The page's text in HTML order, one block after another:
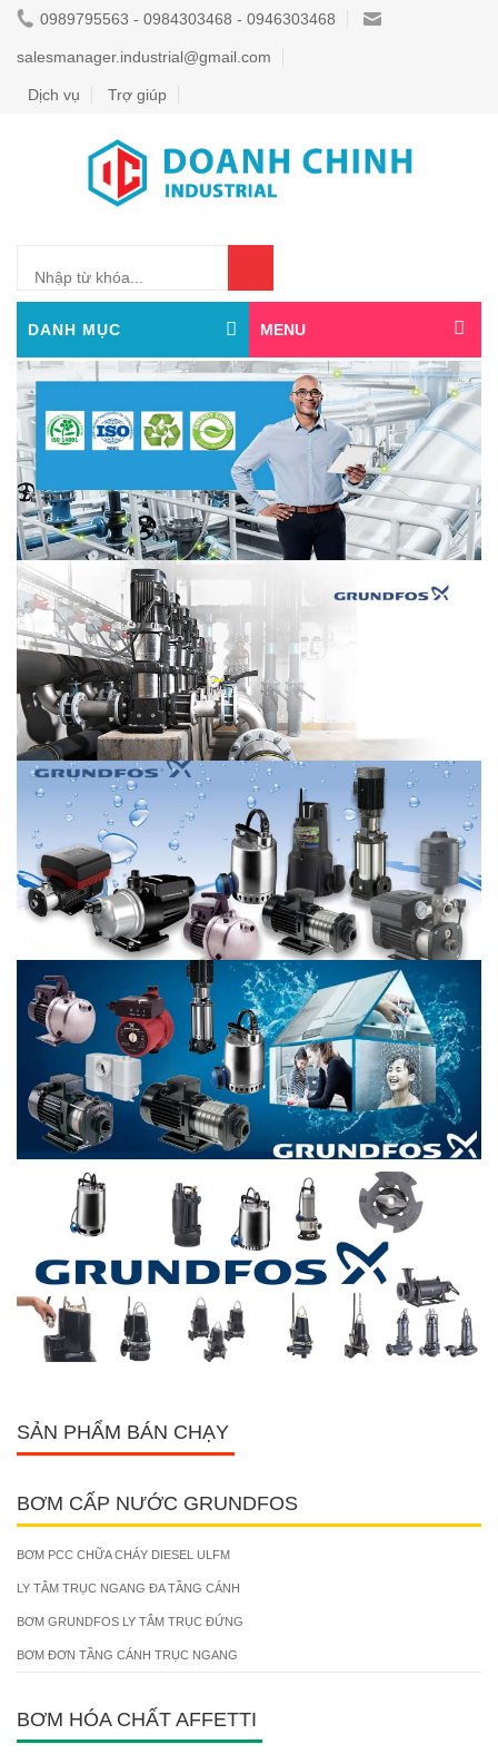
0989795563 - 0984303468 - 0946303468
salesmanager.industrial@gmail.com
Dịch vụ Trợ giúp
DANH MỤC MENU
SẢN PHẨM BÁN CHẠY
BƠM CẤP NƯỚC GRUNDFOS
BƠM PCC CHỮA CHÁY DIESEL ULFM
LY TÂM TRỤC NGANG ĐA TẦNG CÁNH
BƠM GRUNDFOS LY TÂM TRỤC ĐỨNG
BƠM ĐƠN TẦNG CÁNH TRỤC NGANG
BƠM HÓA CHẤT AFFETTI